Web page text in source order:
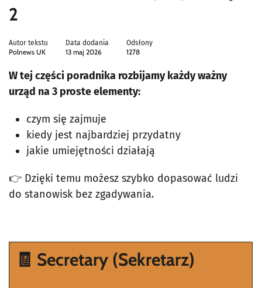
2
Autor tekstu
Polnews UK
Data dodania
13 maj 2026
Odsłony
1278
W tej części poradnika rozbijamy każdy ważny
urząd na 3 proste elementy:
czym się zajmuje
kiedy jest najbardziej przydatny
jakie umiejętności działają
👉 Dzięki temu możesz szybko dopasować ludzi
do stanowisk bez zgadywania.
🧾 Secretary (Sekretarz)